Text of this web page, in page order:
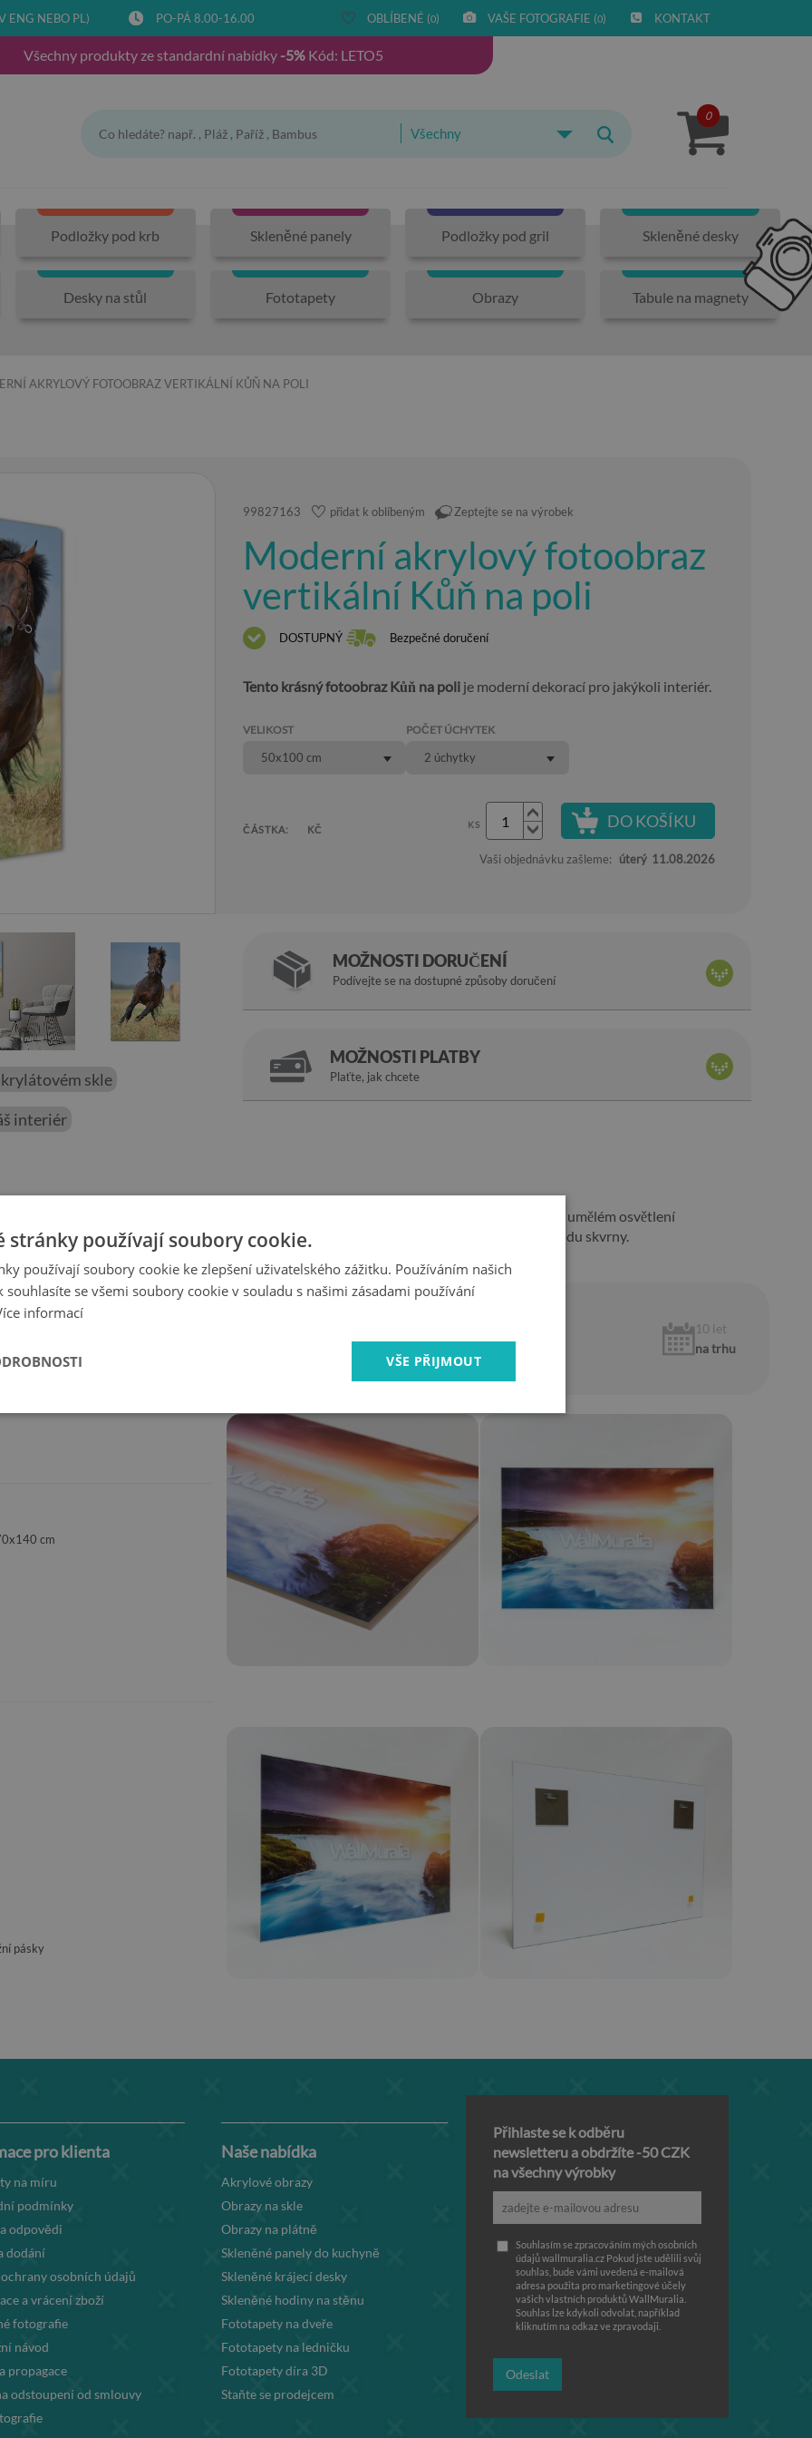
ENG NEBO PL) PO-PÁ 8.00-16.00 OBLÍBENÉ (0) VAŠE FOTOGRAFIE (0) KONTAKT
Všechny produkty ze standardní nabídky -5%Kód: LETO5
Všechny
0
Podložky pod krb Skleněné panely Podložky pod gril Skleněné desky
Desky na stůl Fototapety Obrazy Tabule na magnety
AKRYLOVÝ FOTOOBRAZ VERTIKÁLNÍ KŮŇ NA POLI
99827163 přidat k oblíbeným Zeptejte se na výrobek
Moderní akrylový fotoobraz
vertikální Kůň na poli
DOSTUPNÝ Bezpečné doručení
Tento krásný fotoobraz Kůň na poli je moderní dekorací pro jakýkoli interiér.
VELIKOST
50x100 cm
POČET ÚCHYTEK
2 úchytky
ČÁSTKA: KČ KS DO KOŠÍKU
Vaši objednávku zašleme: úterý 11.08.2026
skle
interiér
je lehce lesklý, takže při denním i umělém osvětlení
na polise nejen snadno oprašuje, ale také myje a snadno se z něj odstraňují různého původu skvrny.
MOŽNOSTI DORUČENÍ
Podívejte se na dostupné způsoby doručení
MOŽNOSTI PLATBY
Plaťte, jak chcete
10 let
na trhu
cm
pásky
pro klienta
na míru
podmínky
odpovědi
dodání
ochrany osobních údajů
a vrácení zboží
fotografie
návod
propagace
odstoupení od smlouvy
Naše nabídka
Akrylové obrazy
Obrazy na skle
Obrazy na plátně
Skleněné panely do kuchyně
Skleněné krájecí desky
Skleněné hodiny na stěnu
Fototapety na dveře
Fototapety na ledničku
Fototapety díra 3D
Staňte se prodejcem
Přihlaste se k odběru
newsletteru a obdržíte -50 CZK
na všechny výrobky
Souhlasím se zpracováním mých osobních
údajů wallmuralia.cz Pokud jste udělili svůj
souhlas, bude vámi uvedená e-mailová
adresa použita pro marketingové účely
vašich vlastních produktů WallMuralia.
Souhlas lze kdykoli odvolat, například
kliknutím na odkaz ve zpravodaji.
Odeslat
stránky používají soubory cookie.
používají soubory cookie ke zlepšení uživatelského zážitku. Používáním našich
souhlasíte se všemi soubory cookie v souladu s našimi zásadami používání
informací
VŠE PŘIJMOUT